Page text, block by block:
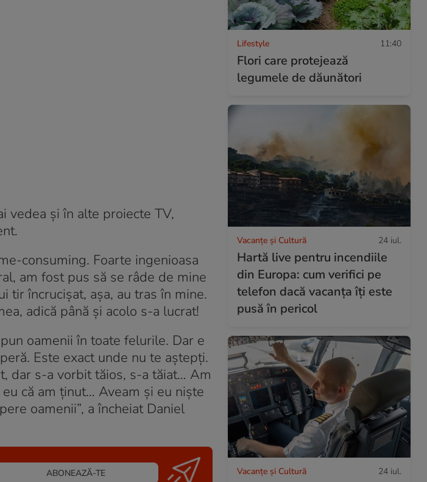
vedea și în alte proiecte TV,
consuming. Foarte ingenioasa
am fost pus să se râde de mine
tir încrucișat, așa, au tras în mine.
adică până și acolo s-a lucrat!
oamenii în toate felurile. Dar e
Este exact unde nu te aștepți.
dar s-a vorbit tăios, s-a tăiat… Am
că am ținut… Aveam și eu niște
oamenii”, a încheiat Daniel
ABONEAZĂ-TE
Lifestyle 11:40
Flori care protejează
legumele de dăunători
Vacanțe și Cultură 24 iul.
Hartă live pentru incendiile
din Europa: cum verifici pe
telefon dacă vacanța îți este
pusă în pericol
Vacanțe și Cultură 24 iul.